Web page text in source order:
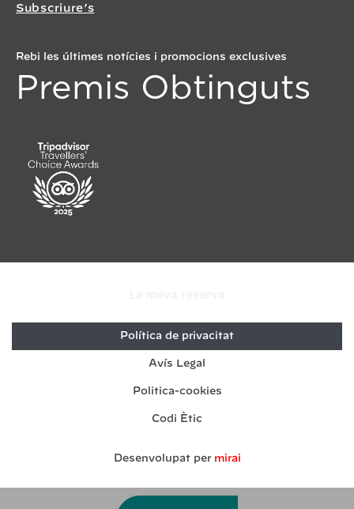
Subscriure’s
Rebi les últimes notícies i promocions exclusives
Premis Obtinguts
Política de privacitat
Avís Legal
Politica-cookies
Codi Ètic
Desenvolupat per mirai